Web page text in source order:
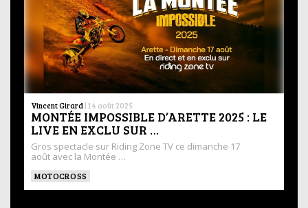
Vincent Girard | 14 août 2025
MONTÉE IMPOSSIBLE D’ARETTE 2025 : LE
LIVE EN EXCLU SUR …
Gros spectacle sur Riding Zone TV ce dimanche 17
août avec la Montée …
MOTOCROSS